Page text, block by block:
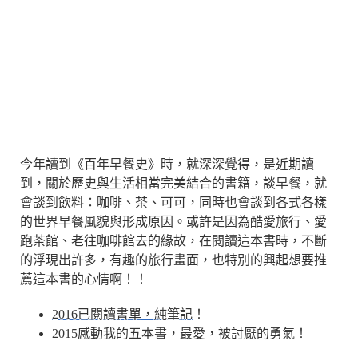
今年讀到《百年早餐史》時，就深深覺得，是近期讀
到，關於歷史與生活相當完美結合的書籍，談早餐，就
會談到飲料：咖啡、茶、可可，同時也會談到各式各樣
的世界早餐風貌與形成原因。或許是因為酷愛旅行、愛
跑茶館、老往咖啡館去的緣故，在閱讀這本書時，不斷
的浮現出許多，有趣的旅行畫面，也特別的興起想要推
薦這本書的心情啊！！
2016已閱讀書單，純筆記 ！
2015感動我的五本書，最愛，被討厭的勇氣 ！